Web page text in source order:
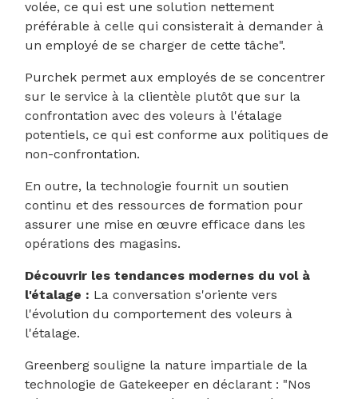
volée, ce qui est une solution nettement
préférable à celle qui consisterait à demander à
un employé de se charger de cette tâche".
Purchek permet aux employés de se concentrer
sur le service à la clientèle plutôt que sur la
confrontation avec des voleurs à l'étalage
potentiels, ce qui est conforme aux politiques de
non-confrontation.
En outre, la technologie fournit un soutien
continu et des ressources de formation pour
assurer une mise en œuvre efficace dans les
opérations des magasins.
Découvrir les tendances modernes du vol à
l'étalage : La conversation s'oriente vers
l'évolution du comportement des voleurs à
l'étalage.
Greenberg souligne la nature impartiale de la
technologie de Gatekeeper en déclarant : "Nos